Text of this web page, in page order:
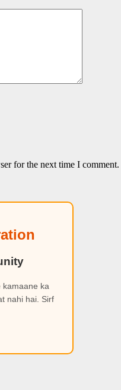
for the next time I comment.
kamaane ka
nahi hai. Sirf